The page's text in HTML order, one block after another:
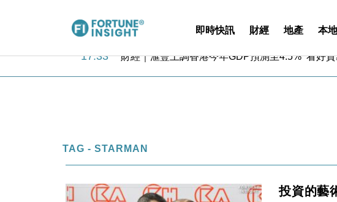
即時快訊 財經 地產 本地
17:33 財經｜滙豐上調香港今年GDP預測至4.5% 看好
12:44 財經｜日本春季三度入市撐日圓 4月單日斥6.28萬
11:12 國際｜特朗普料美伊戰事快結束 承認部分彈藥庫
18:31 財經｜華僑銀行上半年淨利創新高 中期息增
TAG - STARMAN
投資的藝